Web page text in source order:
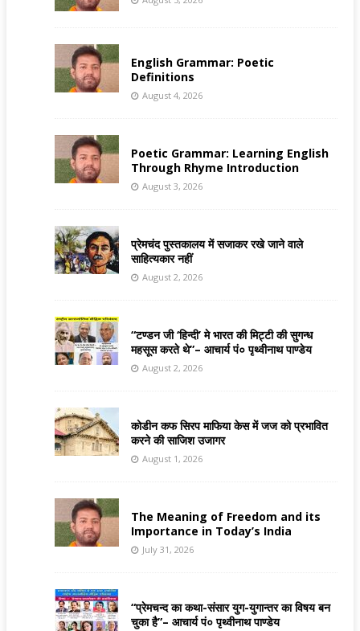
English Grammar: Poetic
Definitions
August 4, 2026
Poetic Grammar: Learning English
Through Rhyme Introduction
August 3, 2026
प्रेमचंद पुस्तकालय में सजाकर रखे जाने वाले
साहित्यकार नहीं
August 2, 2026
“टण्डन जी ‘हिन्दी’ मे भारत की मिट्टी की सुगन्ध
महसूस करते थे”– आचार्य पं० पृथ्वीनाथ पाण्डेय
August 2, 2026
कोडीन कफ सिरप माफिया केस में जज को प्रभावित
करने की साजिश उजागर
August 1, 2026
The Meaning of Freedom and its
Importance in Today’s India
July 31, 2026
“प्रेमचन्द का कथा-संसार युग-युगान्तर का विषय बन
चुका है”– आचार्य पं० पृथ्वीनाथ पाण्डेय